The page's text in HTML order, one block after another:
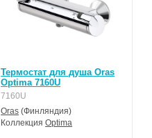
Термостат для душа Oras
Optima 7160U
7160U
Oras (Финляндия)
КоллекцияOptima